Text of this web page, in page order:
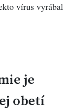
vírus vyrábal
je
obetí